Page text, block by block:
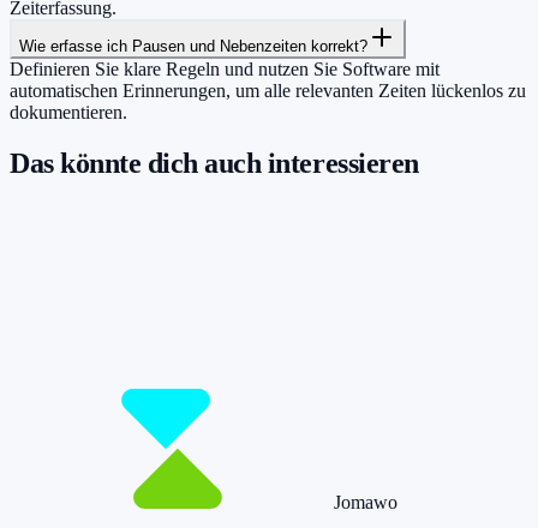
Zeiterfassung.
Wie erfasse ich Pausen und Nebenzeiten korrekt?
Definieren Sie klare Regeln und nutzen Sie Software mit
automatischen Erinnerungen, um alle relevanten Zeiten lückenlos zu
dokumentieren.
Das könnte dich auch interessieren
Jomawo